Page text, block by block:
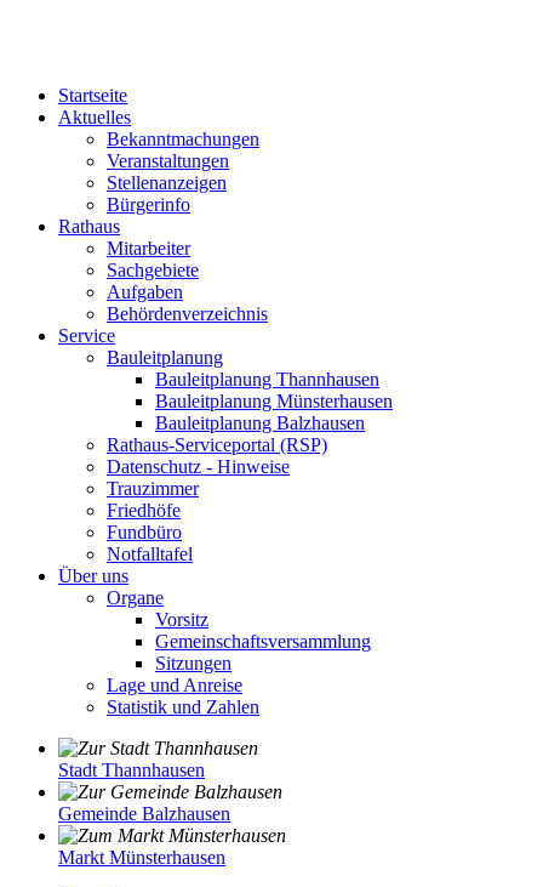
Startseite
Aktuelles
Bekanntmachungen
Veranstaltungen
Stellenanzeigen
Bürgerinfo
Rathaus
Mitarbeiter
Sachgebiete
Aufgaben
Behördenverzeichnis
Service
Bauleitplanung
Bauleitplanung Thannhausen
Bauleitplanung Münsterhausen
Bauleitplanung Balzhausen
Rathaus-Serviceportal (RSP)
Datenschutz - Hinweise
Trauzimmer
Friedhöfe
Fundbüro
Notfalltafel
Über uns
Organe
Vorsitz
Gemeinschaftsversammlung
Sitzungen
Lage und Anreise
Statistik und Zahlen
Stadt Thannhausen
Gemeinde Balzhausen
Markt Münsterhausen